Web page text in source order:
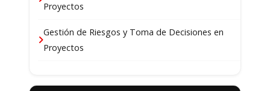
Proyectos
Gestión de Riesgos y Toma de Decisiones en
Proyectos